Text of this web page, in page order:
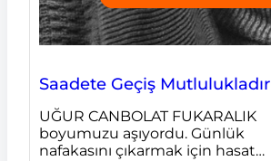
Saadete Geçiş Mutlulukladır
UĞUR CANBOLAT FUKARALIK
boyumuzu aşıyordu. Günlük
nafakasını çıkarmak için hasat…